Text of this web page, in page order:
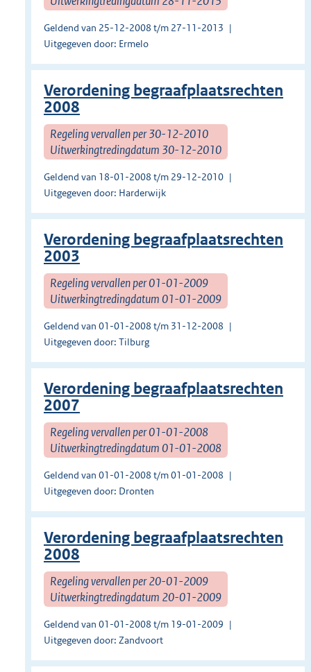
Geldend van 25-12-2008 t/m 27-11-2013
Uitgegeven door: Ermelo
Verordening begraafplaatsrechten
2008
Regeling vervallen per 30-12-2010
Uitwerkingtredingdatum 30-12-2010
Geldend van 18-01-2008 t/m 29-12-2010
Uitgegeven door: Harderwijk
Verordening begraafplaatsrechten
2003
Regeling vervallen per 01-01-2009
Uitwerkingtredingdatum 01-01-2009
Geldend van 01-01-2008 t/m 31-12-2008
Uitgegeven door: Tilburg
Verordening begraafplaatsrechten
2007
Regeling vervallen per 01-01-2008
Uitwerkingtredingdatum 01-01-2008
Geldend van 01-01-2008 t/m 01-01-2008
Uitgegeven door: Dronten
Verordening begraafplaatsrechten
2008
Regeling vervallen per 20-01-2009
Uitwerkingtredingdatum 20-01-2009
Geldend van 01-01-2008 t/m 19-01-2009
Uitgegeven door: Zandvoort